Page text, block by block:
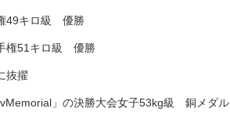
49キロ級 優勝
権51キロ級 優勝
抜擢
」の決勝大会女子53kg級 銅メダル